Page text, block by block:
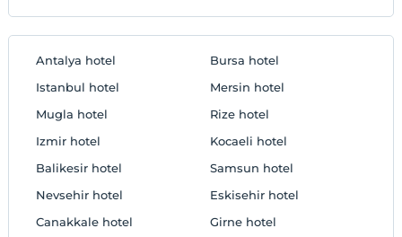
Antalya hotel
Istanbul hotel
Mugla hotel
Izmir hotel
Balikesir hotel
Nevsehir hotel
Canakkale hotel
Bursa hotel
Mersin hotel
Rize hotel
Kocaeli hotel
Samsun hotel
Eskisehir hotel
Girne hotel